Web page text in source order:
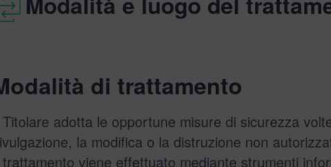
di trattamento
Titolare adotta le opportune misure di sicurezza
la modifica o la distruzione non
trattamento viene effettuato mediante strumenti